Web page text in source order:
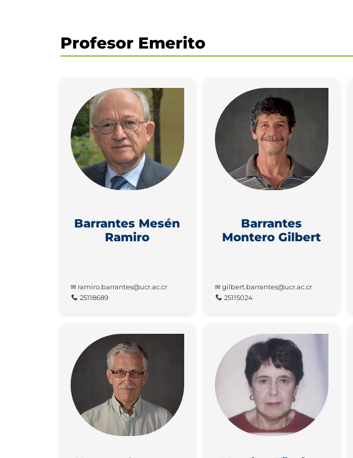
Profesor Emerito
Barrantes Mesén
Ramiro
✉ ramiro.barrantes@ucr.ac.cr
25118689
Barrantes
Montero Gilbert
✉ gilbert.barrantes@ucr.ac.cr
25115024